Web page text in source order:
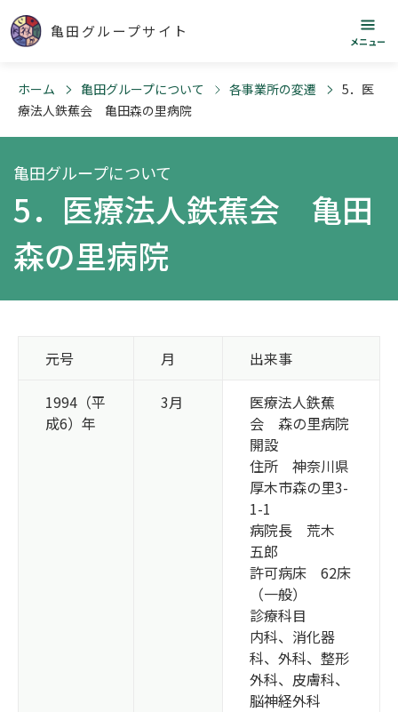
亀田グループサイト
メニュー
ホーム 亀田グループについて 各事業所の変遷
5．医
療法人鉄蕉会 亀田森の里病院
亀田グループについて
5．医療法人鉄蕉会 亀田
森の里病院
元号 月 出来事
1994（平
成6）年
3月
医療法人鉄蕉
会 森の里病院
開設
住所 神奈川県
厚木市森の里3-
1-1
病院長 荒木
五郎
許可病床 62床
（一般）
診療科目
内科、消化器
科、外科、整形
外科、皮膚科、
脳神経外科